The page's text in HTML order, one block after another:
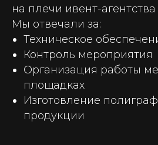
на плечи ивент-агентства
Мы отвечали за:
Техническое
Контроль мероприятия
Организация работы
площадках
Изготовление
продукции